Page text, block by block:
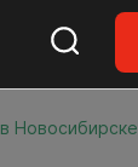
Новосибирске